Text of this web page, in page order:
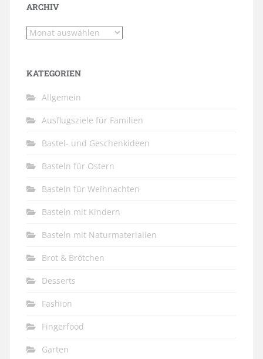
ARCHIV
Archiv
KATEGORIEN
Allgemein
Ausflugsziele für Familien
Bastel- und Geschenkideen
Basteln für Ostern
Basteln für Weihnachten
Basteln mit Kindern
Basteln mit Naturmaterialien
Brot & Brötchen
Desserts
Fashion
Fingerfood
Garten